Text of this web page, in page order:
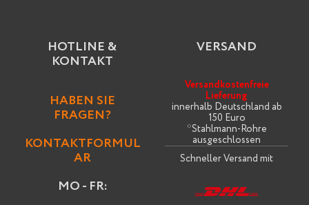
HOTLINE &
KONTAKT
HABEN SIE
FRAGEN?
KONTAKTFORMUL
AR
MO - FR:
VERSAND
Versandkostenfreie
Lieferung
innerhalb Deutschland ab
150 Euro
*Stahlmann-Rohre
ausgeschlossen
Schneller Versand mit